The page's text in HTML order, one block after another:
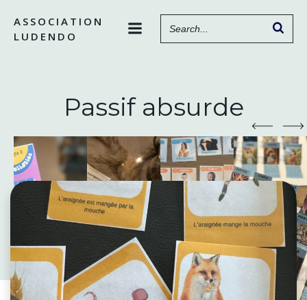
contenu
ASSOCIATION
LUDENDO
Passif absurde